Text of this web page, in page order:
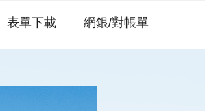
表單下載 網銀/對帳單